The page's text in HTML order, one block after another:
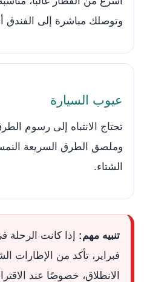
وتوصلك مباشرة إلى الفندق
عيوب السيارة
تحتاج الانتباه إلى رسوم
وملصق الطرق السريعة
الشتاء.
تنبيه مهم: إذا كانت الرحلة
فبراير، تأكد من الإطارات
الانطلاق، خصوصًا عند